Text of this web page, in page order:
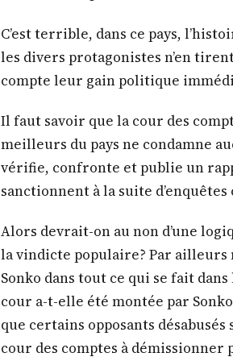
Alors devrait-on au non d’une
la vindicte populaire? Par ailleurs
Sonko dans tout ce qui se fait
que certains opposants
cour des comptes à démissionner
l’indignation sélective reste le
public ?
Autant d’interrogations qui
de la casse, du moins si l’on se
bancaire de l’Etat estimée
frais y compris). Une situation
les marges de manœuvre